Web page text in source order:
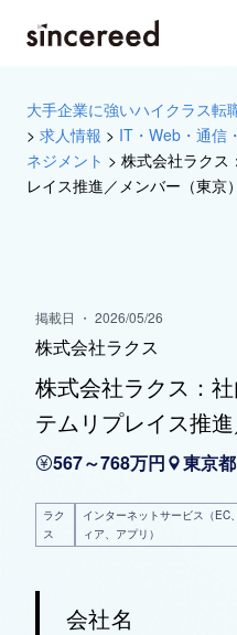
大手企業に強いハイクラス転
> 求人情報 > IT・Web・通信
ネジメント > 株式会社ラクス
レイス推進／メンバー（東京）
掲載日 ・ 2026/05/26
株式会社ラクス
株式会社ラクス：
テムリプレイス推
567～768万円 東京都
ラク
ス
インターネットサービス（EC
ィア、アプリ）
会社名